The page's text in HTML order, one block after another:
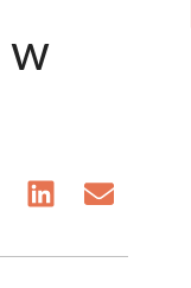
w
Share Share